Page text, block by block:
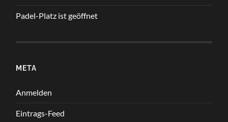
Padel-Platz ist geöffnet
META
Anmelden
Eintrags-Feed